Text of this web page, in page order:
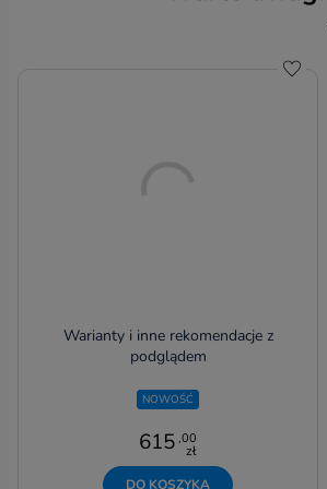
Do
Warianty i inne rekomendacje z
podglądem
NOWOŚĆ
615 ,00
zł
DO KOSZYKA